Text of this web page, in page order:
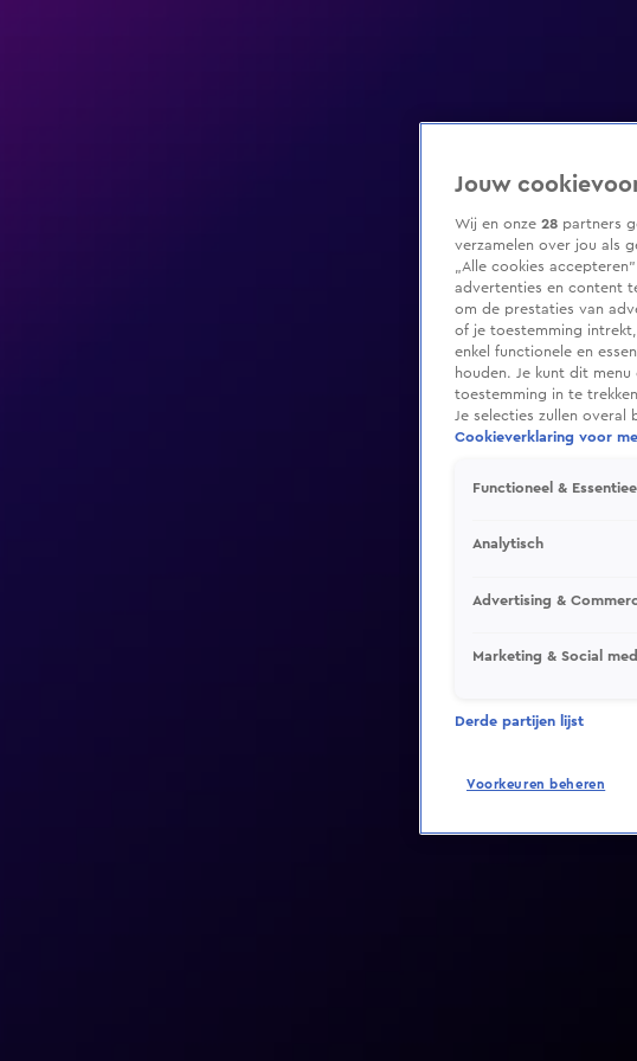
Jouw
Wij en onze 28 partners
verzamelen over jou als
„Alle cookies
advertenties en content
om de prestaties van
of je toestemming
enkel functionele en
houden. Je kunt dit
toestemming in te
Je selecties zullen
Cookieverklaring voor
Functioneel & Essentieel
Analytisch
Advertising &
Marketing & Social
Derde partijen lijst
Voorkeuren beheren